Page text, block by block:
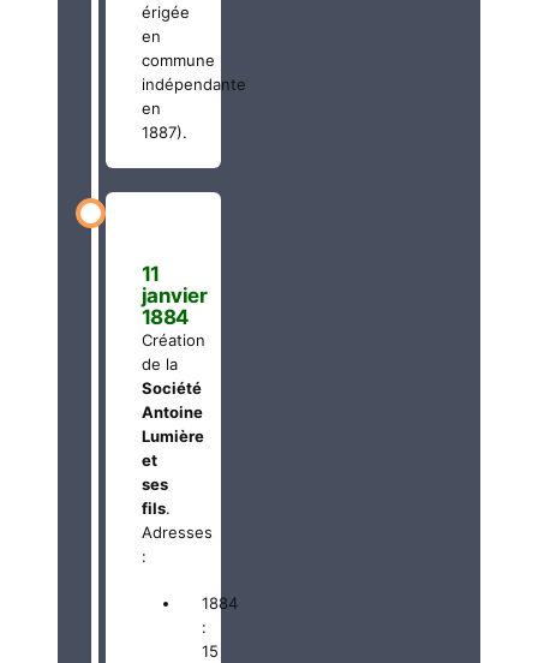
érigée
en
commune
indépendante
en
1887).
11
janvier
1884
Création
de la
Société
Antoine
Lumière
et
ses
fils.
Adresses
:
1884
:
15